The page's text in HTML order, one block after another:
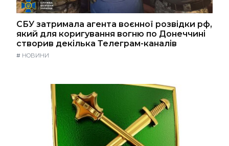
СБУ затримала агента воєнної розвідки рф,
який для коригування вогню по Донеччині
створив декілька Телеграм-каналів
# НОВИНИ